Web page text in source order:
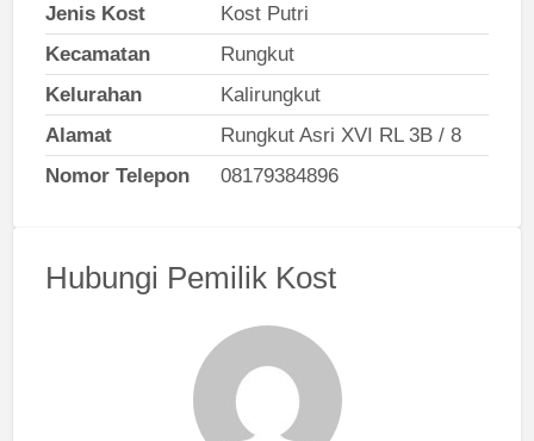
Jenis Kost
Kost Putri
Kecamatan
Rungkut
Kelurahan
Kalirungkut
Alamat
Rungkut Asri XVI RL 3B / 8
Nomor Telepon
08179384896
Hubungi Pemilik Kost